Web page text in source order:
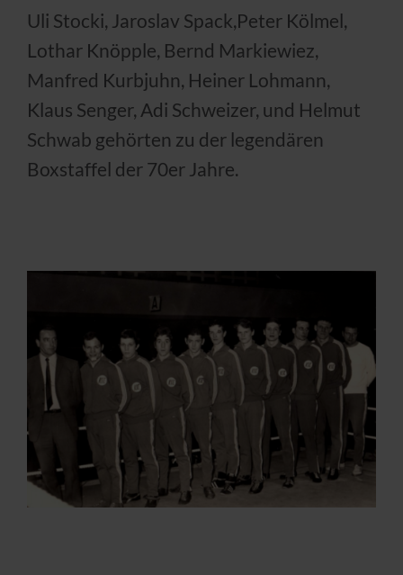
Uli Stocki, Jaroslav Spack,Peter Kölmel,
Lothar Knöpple, Bernd Markiewiez,
Manfred Kurbjuhn, Heiner Lohmann,
Klaus Senger, Adi Schweizer, und Helmut
Schwab gehörten zu der legendären
Boxstaffel der 70er Jahre.